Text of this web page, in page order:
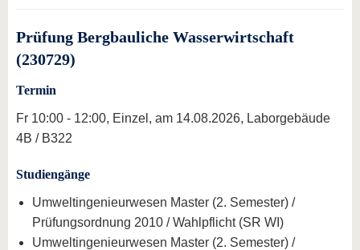
Prüfung Bergbauliche Wasserwirtschaft
(230729)
Termin
Fr 10:00 - 12:00, Einzel, am 14.08.2026, Laborgebäude
4B / B322
Studiengänge
Umweltingenieurwesen Master (2. Semester) /
Prüfungsordnung 2010 / Wahlpflicht (SR WI)
Umweltingenieurwesen Master (2. Semester) /